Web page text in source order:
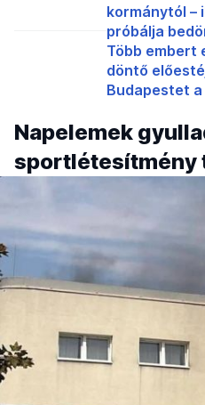
kormánytól –
próbálja
Több embert
döntő
Budapestet
Napelemek
sportlétesítmény